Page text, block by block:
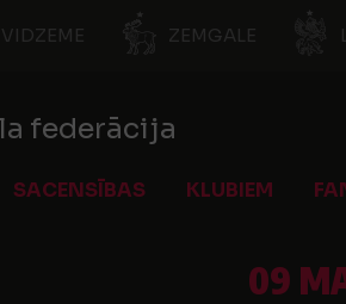
VIDZEME ZEMGALE
federācija
SACENSĪBAS KLUBIEM
09